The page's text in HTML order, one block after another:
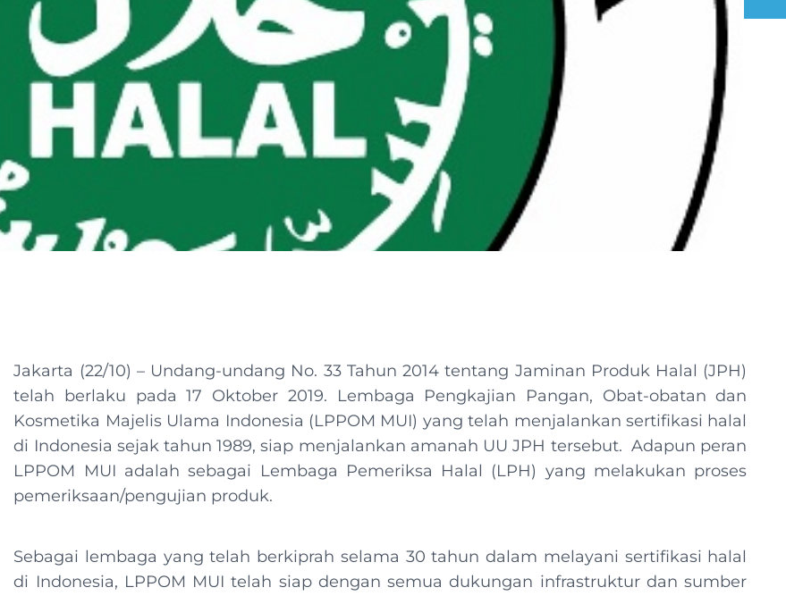
Jakarta (22/10) – Undang-undang No. 33 Tahun 2014 tentang Jaminan Produk Halal (JPH)
telah berlaku pada 17 Oktober 2019. Lembaga Pengkajian Pangan, Obat-obatan dan
Kosmetika Majelis Ulama Indonesia (LPPOM MUI) yang telah menjalankan sertifikasi halal
di Indonesia sejak tahun 1989, siap menjalankan amanah UU JPH tersebut. Adapun peran
LPPOM MUI adalah sebagai Lembaga Pemeriksa Halal (LPH) yang melakukan proses
pemeriksaan/pengujian produk.
Sebagai lembaga yang telah berkiprah selama 30 tahun dalam melayani sertifikasi halal
di Indonesia, LPPOM MUI telah siap dengan semua dukungan infrastruktur dan sumber